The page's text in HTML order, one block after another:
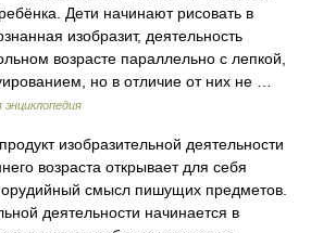
Дети начинают рисовать в
изобразит, деятельность
возрасте параллельно с лепкой,
но в отличие от них не …
энциклопедия
изобразительной деятельности
возраста открывает для себя
орудийный смысл пишущих предметов.
деятельности начинается в